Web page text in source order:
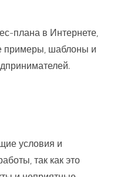
плана в Интернете,
примеры, шаблоны и
условия и
так как это